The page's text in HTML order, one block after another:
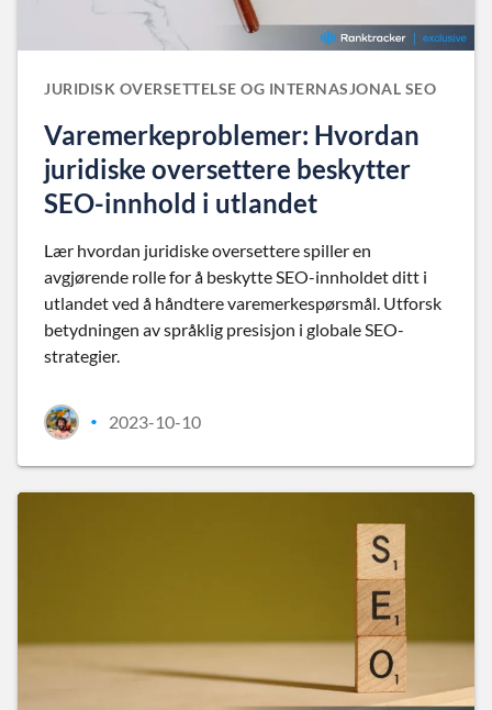
JURIDISK OVERSETTELSE OG INTERNASJONAL SEO
Varemerkeproblemer: Hvordan
juridiske oversettere beskytter
SEO-innhold i utlandet
Lær hvordan juridiske oversettere spiller en
avgjørende rolle for å beskytte SEO-innholdet ditt i
utlandet ved å håndtere varemerkespørsmål. Utforsk
betydningen av språklig presisjon i globale SEO-
strategier.
• 2023-10-10